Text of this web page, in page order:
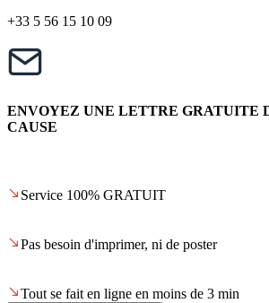
+33 5 56 15 10 09
ENVOYEZ UNE LETTRE GRATUITE
CAUSE
Service 100% GRATUIT
Pas besoin d'imprimer, ni de poster
Tout se fait en ligne en moins de 3 min